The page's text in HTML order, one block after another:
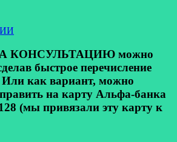
ЗА КОНСУЛЬТАЦИЮ можно
быстрое перечисление
как вариант, можно
на карту Альфа-банка
(мы привязали эту карту к